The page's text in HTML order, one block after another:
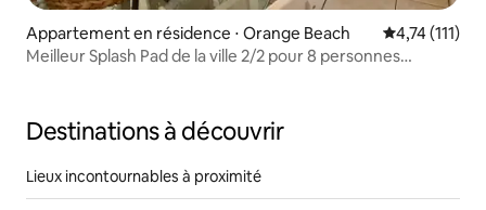
Appartement en résidence ⋅ Orange Beach Évaluation
4,74 (111)
Meilleur Splash Pad de la ville 2/2 pour 8 personnes
Destinations à découvrir
Lieux incontournables à proximité